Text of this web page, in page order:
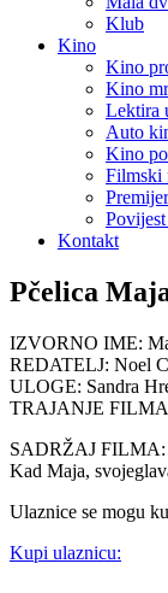
Klub
Kino
Kino
Kino
Lektira
Auto
Kino
Filmski
Kontakt
Pčelica
IZVORNO IME:
REDATELJ: Noel
ULOGE: Sandra
TRAJANJE
SADRŽAJ FILMA:
Kad Maja,
Ulaznice se mogu
Kupi ulaznicu: